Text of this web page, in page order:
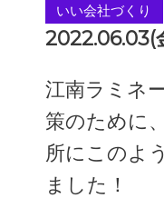
いい会社づくり
2022.06.03(
江南ラミネ
策のために
所にこのよ
ました！